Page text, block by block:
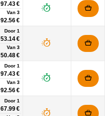
97.43 €
Van 3
92.56 €
Door 1
53.14 €
Van 3
50.48 €
Door 1
97.43 €
Van 3
92.56 €
Door 1
67.99 €